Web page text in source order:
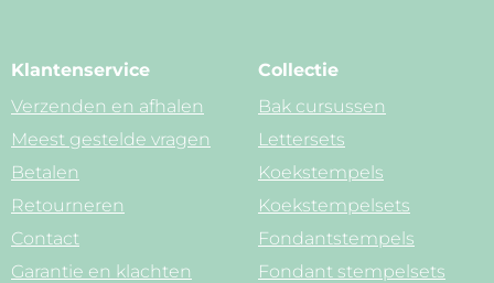
Klantenservice
Verzenden en afhalen
Meest gestelde vragen
Betalen
Retourneren
Contact
Garantie en klachten
Collectie
Bak cursussen
Lettersets
Koekstempels
Koekstempelsets
Fondantstempels
Fondant stempelsets